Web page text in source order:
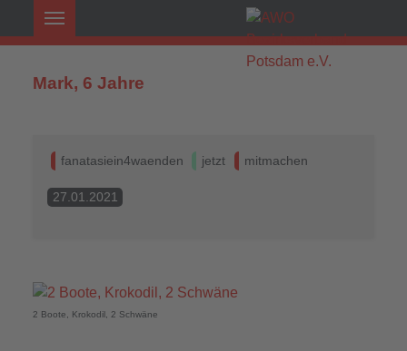
Mark, 6 Jahre
fanatasiein4waenden jetzt mitmachen
27.01.2021
2 Boote, Krokodil, 2 Schwäne